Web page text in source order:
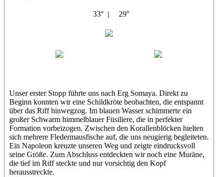
33° | 29°
Unser erster Stopp führte uns nach Erg Somaya. Direkt zu
Beginn konnten wir eine Schildkröte beobachten, die entspannt
über das Riff hinwegzog. Im blauen Wasser schimmerte ein
großer Schwarm himmelblauer Füsiliere, die in perfekter
Formation vorbeizogen. Zwischen den Korallenblöcken hielten
sich mehrere Fledermausfische auf, die uns neugierig begleiteten.
Ein Napoleon kreuzte unseren Weg und zeigte eindrucksvoll
seine Größe. Zum Abschluss entdeckten wir noch eine Muräne,
die tief im Riff steckte und nur vorsichtig den Kopf
herausstreckte.